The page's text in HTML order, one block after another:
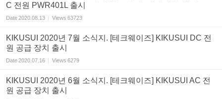
C 전원 PWR401L 출시
Date2020.08.13 Views 63723
KIKUSUI 2020년 7월 소식지. [테크웨이즈] KIKUSUI DC 전
원 공급 장치 출시
Date2020.07.16 Views 6279
KIKUSUI 2020년 6월 소식지. [테크웨이즈] KIKUSUI AC 전
원 공급 장치 출시